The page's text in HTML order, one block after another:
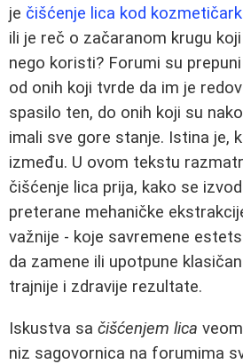
je čišćenje lica kod
ili je reč o začaranom krugu
nego koristi? Forumi su
od onih koji tvrde da im je
spasilo ten, do onih koji su
imali sve gore stanje. Istina je,
između. U ovom tekstu
čišćenje lica prija, kako se
preterane mehaničke
važnije - koje savremene
da zamene ili upotpune
trajnije i zdravije rezultate.
Iskustva sa čišćenjem lica
niz sagovornica na forumima